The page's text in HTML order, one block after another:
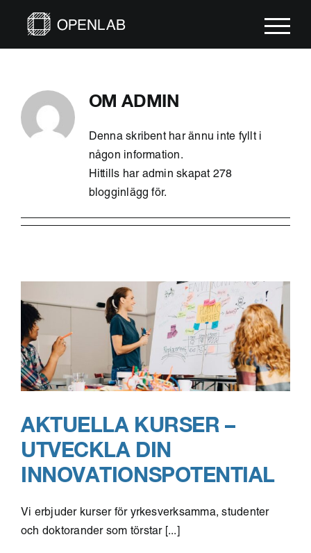
OMADMIN
Denna skribent har ännu inte fyllt i
någon information.
Hittills har admin skapat 278
blogginlägg för.
AKTUELLA KURSER –
UTVECKLA DIN
INNOVATIONSPOTENTIAL
Vi erbjuder kurser för yrkesverksamma, studenter
och doktorander som törstar [...]